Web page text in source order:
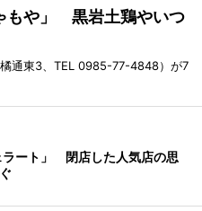
もや」 黒岩土鶏やいつ
橘通東3、TEL 0985-77-4848）が7
ラート」 閉店した人気店の思